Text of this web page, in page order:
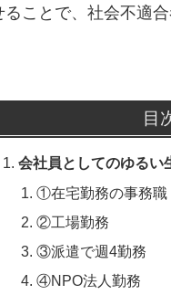
ことで、社会不適
目
会社員としてのゆるい
①在宅勤務の事務職
②工場勤務
③派遣で週4勤務
④NPO法人勤務